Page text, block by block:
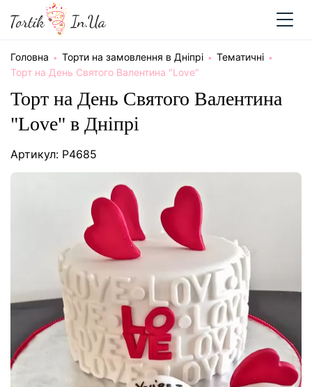
Головна Торти на замовлення в Дніпрі
Тематичні
Торт на День Святого Валентина "Love"
Торт на День Святого Валентина
"Love" в Дніпрі
Артикул: P4685